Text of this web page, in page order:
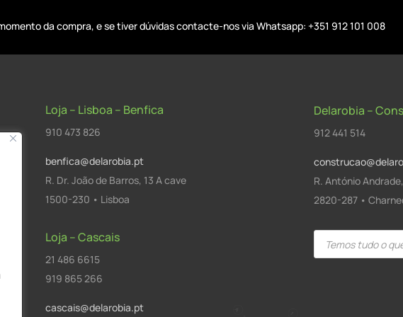
da compra, e se tiver dúvidas contacte-nos via Whatsapp: +351 912 101 008
Loja – Lisboa – Benfica
910 473 826
benfica@delarobia.pt
R. Dr. João de Barros, 13 A cave
1500-230 • Lisboa
Loja – Cascais
21 486 6615
919 865 266
cascais@delarobia.pt
Delarobia –
912 441 514
R. António Andrade,
2820-287 •
Products
search